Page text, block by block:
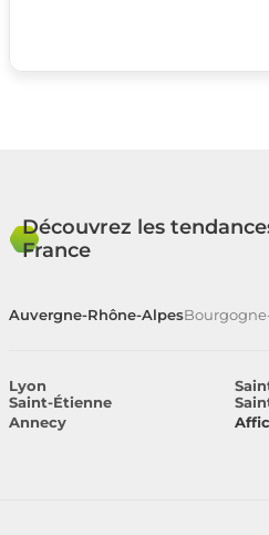
Découvrez les
France
Auvergne-Rhône-Alpes
Lyon
Saint-Étienne
Annecy